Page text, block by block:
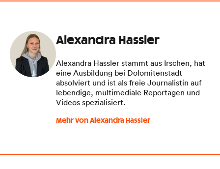
Alexandra Hassler
Alexandra Hassler stammt aus Irschen, hat
eine Ausbildung bei Dolomitenstadt
absolviert und ist als freie Journalistin auf
lebendige, multimediale Reportagen und
Videos spezialisiert.
Mehr von Alexandra Hassler